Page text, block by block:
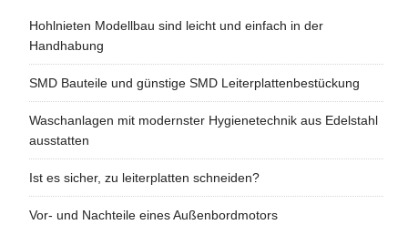
Hohlnieten Modellbau sind leicht und einfach in der
Handhabung
SMD Bauteile und günstige SMD Leiterplattenbestückung
Waschanlagen mit modernster Hygienetechnik aus Edelstahl
ausstatten
Ist es sicher, zu leiterplatten schneiden?
Vor- und Nachteile eines Außenbordmotors